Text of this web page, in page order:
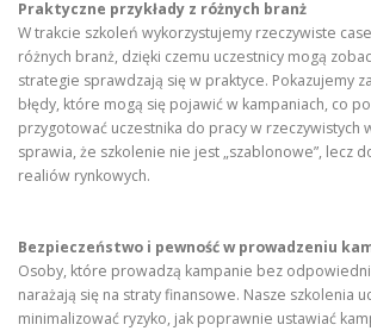
Praktyczne przykłady z różnych branż
W trakcie szkoleń wykorzystujemy rzeczywiste
różnych branż, dzięki czemu uczestnicy mogą
strategie sprawdzają się w praktyce. Pokazujemy
błędy, które mogą się pojawić w kampaniach, co
przygotować uczestnika do pracy w rzeczywistych
sprawia, że szkolenie nie jest „szablonowe”, lecz
realiów rynkowych.
Bezpieczeństwo i pewność w prowadzeniu
Osoby, które prowadzą kampanie bez
narażają się na straty finansowe. Nasze szkolenia
minimalizować ryzyko, jak poprawnie ustawiać